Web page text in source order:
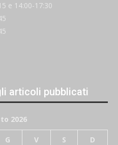
e 14:00-17:30
articoli pubblicati
2026
G V S D